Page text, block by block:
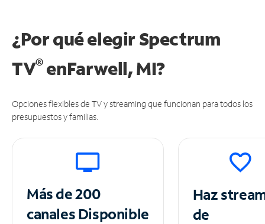
¿Por qué elegir Spectrum
TV®enFarwell, MI?
Opciones flexibles de TV y streaming que funcionan para todos los
presupuestos y familias.
Más de 200
canalesDisponible
Haz
de